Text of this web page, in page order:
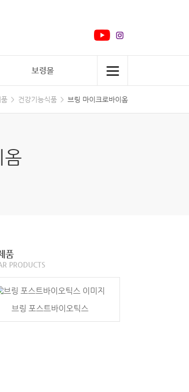
보령몰
건강기능식품 브링 마이크로바이옴
옴
품
PRODUCTS
브링 포스트바이오틱스